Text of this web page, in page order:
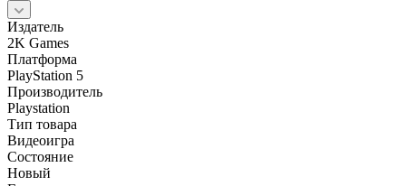
Издатель
2K Games
Платформа
PlayStation 5
Производитель
Playstation
Тип товара
Видеоигра
Состояние
Новый